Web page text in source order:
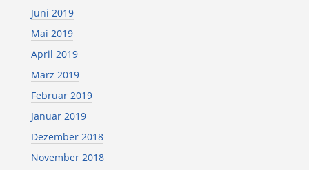
Juni 2019
Mai 2019
April 2019
März 2019
Februar 2019
Januar 2019
Dezember 2018
November 2018